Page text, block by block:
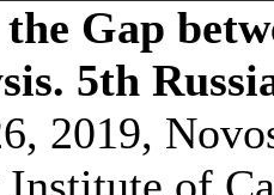
Gap
5th
2019,